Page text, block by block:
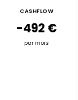
CASHFLOW
-492 €
par mois